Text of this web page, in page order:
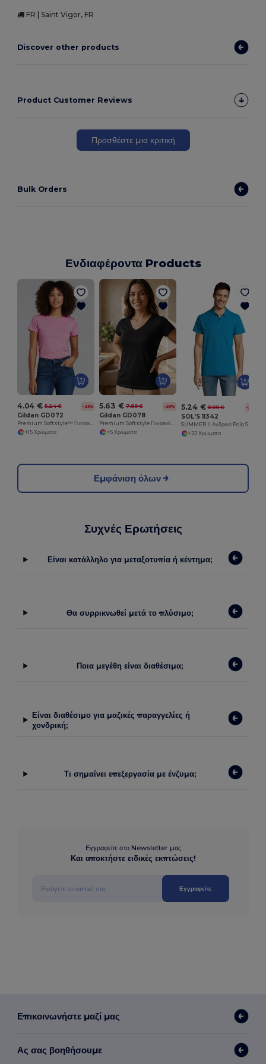
FR | Saint Vigor, FR
Discover other products
Product Customer Reviews
Προσθέστε μια κριτική
Bulk Orders
Ενδιαφέροντα Products
4.04 € 5.24 € -23%
Gildan GD072
Premium Softstyle™ Γυναικείο Ringspun Cotton T-Shirt
+15 Χρώματα
5.63 € 7.89 € -29%
Gildan GD078
Premium Softstyle Γυναικείο V-Neck T-Shirt
+5 Χρώματα
5.24 € 8.89 € -41%
SOL'S 11342
+22 Χρώματα
Εμφάνιση όλων
Συχνές Ερωτήσεις
Είναι κατάλληλο για μεταξοτυπία ή κέντημα;
Θα συρρικνωθεί μετά το πλύσιμο;
Ποια μεγέθη είναι διαθέσιμα;
Είναι διαθέσιμο για μαζικές παραγγελίες ή
χονδρική;
Τι σημαίνει επεξεργασία με ένζυμα;
Εγγραφείτε στο Newsletter μας
Και αποκτήστε ειδικές εκπτώσεις!
Εγγραφείτε
Επικοινωνήστε μαζί μας
Ας σας βοηθήσουμε